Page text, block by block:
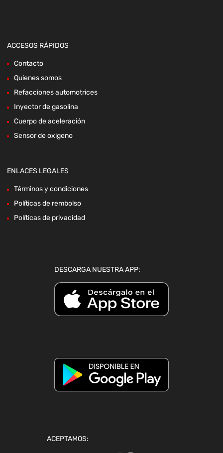
ACCESOS RÁPIDOS
Contacto
Quienes somos
Refacciones automotrices
Inyector de gasolina
Cuerpo de aceleración
Sensor de oxigeno
ENLACES LEGALES
Términos y condiciones
Políticas de rembolso
Políticas de privacidad
DESCARGA NUESTRA APP:
ACEPTAMOS: